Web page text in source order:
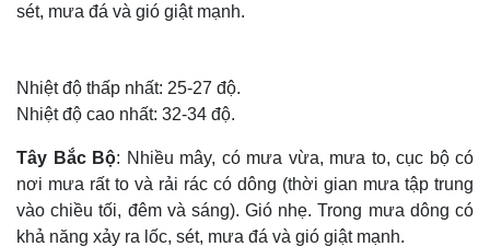
sét, mưa đá và gió giật mạnh.
Nhiệt độ thấp nhất: 25-27 độ.
Nhiệt độ cao nhất: 32-34 độ.
Tây Bắc Bộ: Nhiều mây, có mưa vừa, mưa to, cục bộ có
nơi mưa rất to và rải rác có dông (thời gian mưa tập trung
vào chiều tối, đêm và sáng). Gió nhẹ. Trong mưa dông có
khả năng xảy ra lốc, sét, mưa đá và gió giật mạnh.